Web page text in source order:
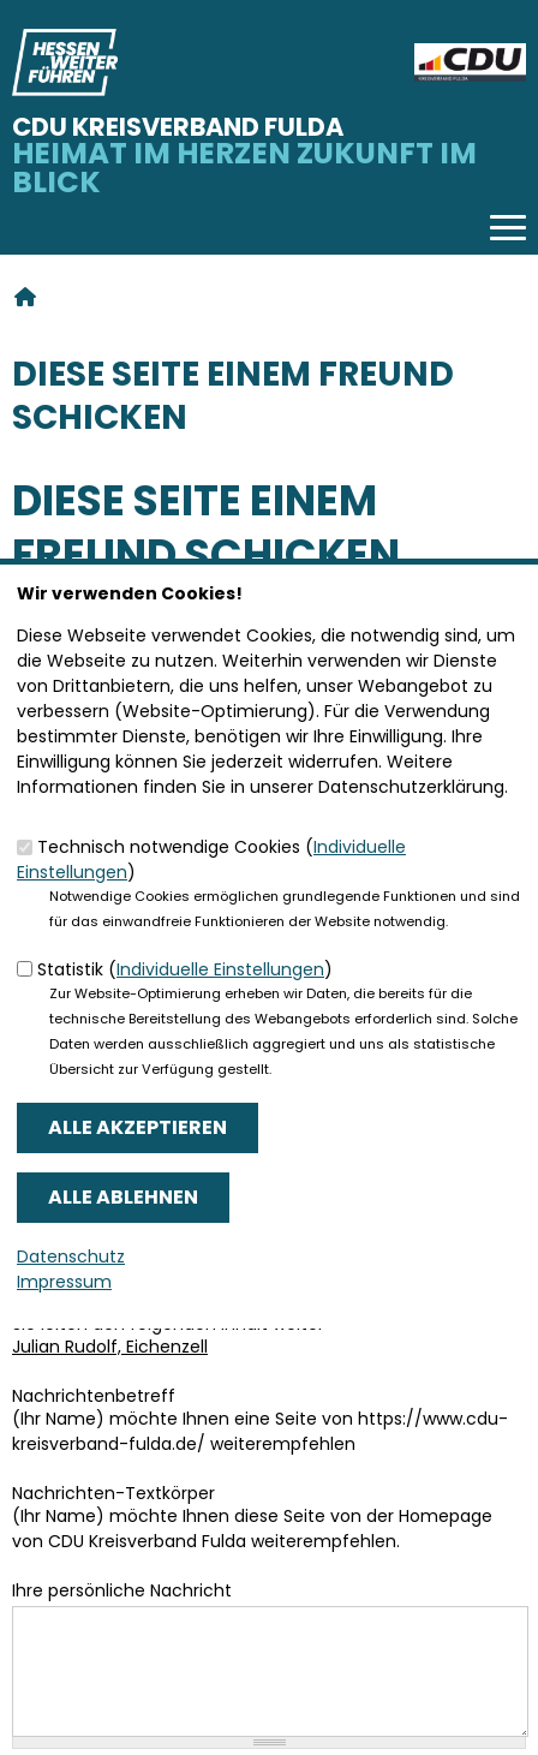
CDU KREISVERBAND FULDA
HEIMAT IM HERZEN ZUKUNFT IM
BLICK
SIE SIND HIER
DIESE SEITE EINEM FREUND
SCHICKEN
DIESE SEITE EINEM
FREUND SCHICKEN
SEITE VERSENDEN
Vielen Dank, dass Sie die Inhalte unserer Homepage
weiterempfehlen.
Anmerkung: Ihre E-Mail-Adresse wird benötigt um die
Personen, denen Sie die Seite weiterempfehlen, zu
kein Spam ist.
Das mit * gekennzeichnete Feld ist ein Pflichtfeld.
Eigene E-Mail-Adresse *
Eigener Name*
Senden an*
Sie können mehrere Empfänger mit Komma getrennt eingeben.
Sie leiten den folgenden Inhalt weiter
Julian Rudolf, Eichenzell
Nachrichtenbetreff
(Ihr Name) möchte Ihnen eine Seite von https://www.cdu-
kreisverband-fulda.de/ weiterempfehlen
Nachrichten-Textkörper
(Ihr Name) möchte Ihnen diese Seite von der Homepage
von CDU Kreisverband Fulda weiterempfehlen.
Ihre persönliche Nachricht
Wir verwenden Cookies!
Diese Webseite verwendet Cookies, die notwendig sind, um
die Webseite zu nutzen. Weiterhin verwenden wir Dienste
von Drittanbietern, die uns helfen, unser Webangebot zu
verbessern (Website-Optimierung). Für die Verwendung
bestimmter Dienste, benötigen wir Ihre Einwilligung. Ihre
Einwilligung können Sie jederzeit widerrufen. Weitere
Informationen finden Sie in unserer Datenschutzerklärung.
Technisch notwendige Cookies (Individuelle
Einstellungen)
Notwendige Cookies ermöglichen grundlegende Funktionen und sind
für das einwandfreie Funktionieren der Website notwendig.
Statistik (Individuelle Einstellungen)
Zur Website-Optimierung erheben wir Daten, die bereits für die
technische Bereitstellung des Webangebots erforderlich sind. Solche
Daten werden ausschließlich aggregiert und uns als statistische
Übersicht zur Verfügung gestellt.
Datenschutz
Impressum